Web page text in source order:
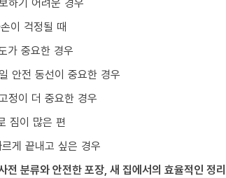
이 걱정될 때
가 중요한 경우
안전 동선이 중요한 경우
정이 더 중요한 경우
짐이 많은 편
게 끝내고 싶은 경우
전 분류와 안전한 포장, 새 집에서의 효율적인 정리